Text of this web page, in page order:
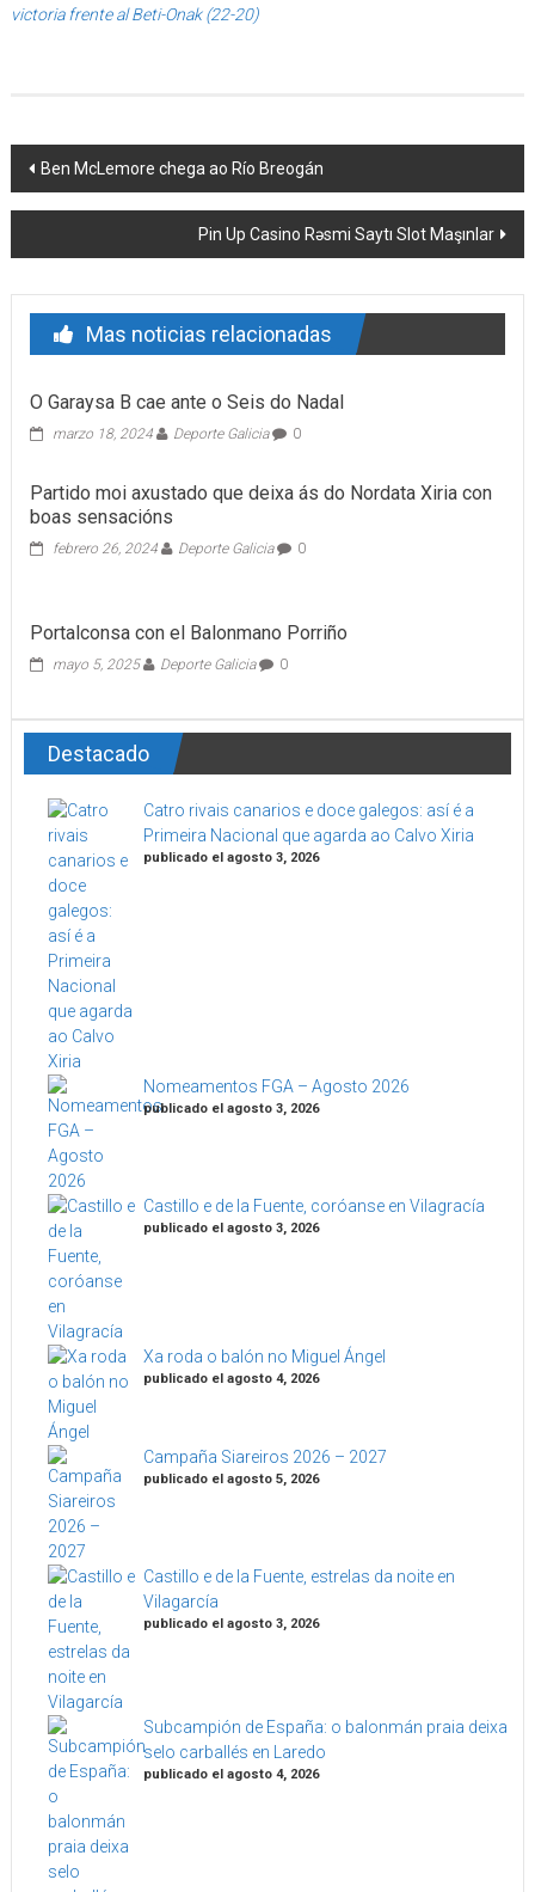
victoria frente al Beti-Onak (22-20)
Post navigation
Ben McLemore chega ao Río Breogán
Pin Up Casino Rəsmi Saytı Slot Maşınlar
Mas noticias relacionadas
O Garaysa B cae ante o Seis do Nadal
marzo 18, 2024 Deporte Galicia 0
Partido moi axustado que deixa ás do Nordata Xiria con
boas sensacións
febrero 26, 2024 Deporte Galicia 0
Portalconsa con el Balonmano Porriño
mayo 5, 2025 Deporte Galicia 0
Destacado
Catro rivais canarios e doce galegos: así é a
Primeira Nacional que agarda ao Calvo Xiria
publicado el agosto 3, 2026
Nomeamentos FGA – Agosto 2026
publicado el agosto 3, 2026
Castillo e de la Fuente, coróanse en Vilagracía
publicado el agosto 3, 2026
Xa roda o balón no Miguel Ángel
publicado el agosto 4, 2026
Campaña Siareiros 2026 – 2027
publicado el agosto 5, 2026
Castillo e de la Fuente, estrelas da noite en
Vilagarcía
publicado el agosto 3, 2026
Subcampión de España: o balonmán praia deixa
selo carballés en Laredo
publicado el agosto 4, 2026